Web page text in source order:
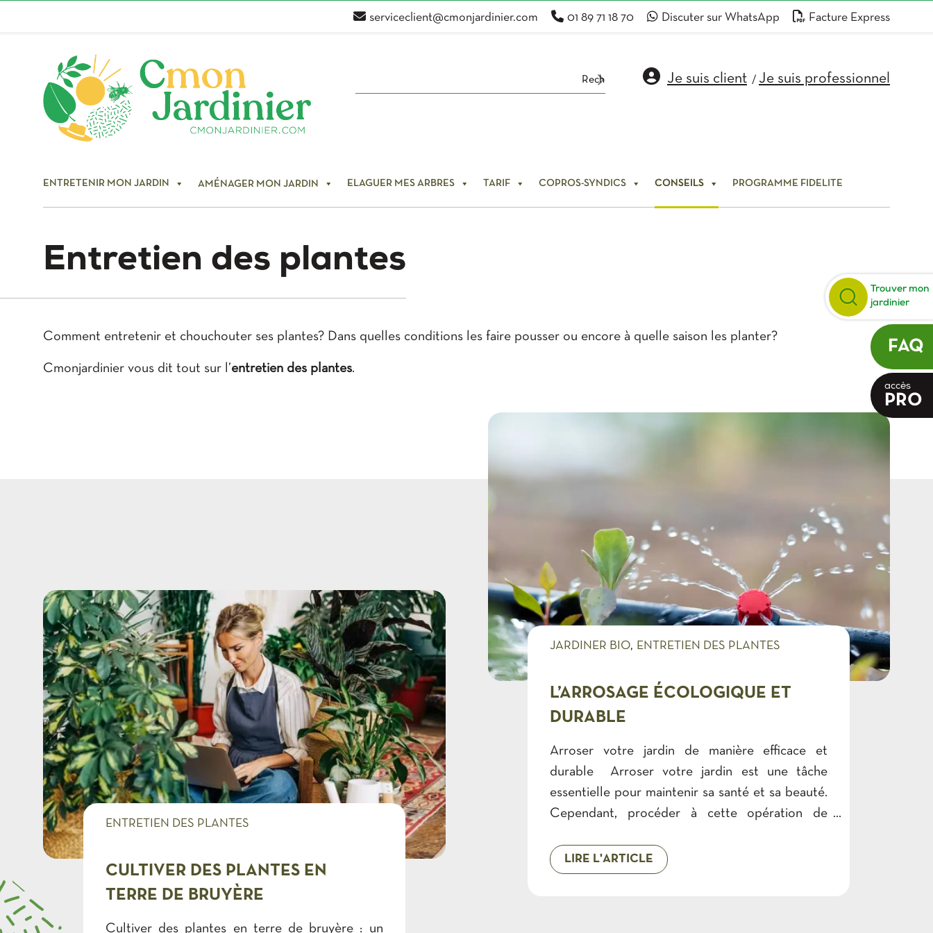
serviceclient@cmonjardinier.com 01 89 71 18 70 Discuter sur WhatsApp Facture Express
Je suis client/ Je suis professionnel
ENTRETENIR MON JARDIN AMÉNAGER MON JARDIN ELAGUER MES ARBRES TARIF COPROS-SYNDICS CONSEILS PROGRAMME FIDELITE
Trouver mon
jardinier
FAQ
accès
PRO
Entretien des plantes
Comment entretenir et chouchouter ses plantes? Dans quelles conditions les faire pousser ou encore à quelle saison les planter?
Cmonjardinier vous dit tout sur l’entretien des plantes.
CULTIVER DES PLANTES EN
TERRE DE BRUYÈRE
ENTRETIEN DES PLANTES
Cultiver des plantes en terre de bruyère : un
L’ARROSAGE ÉCOLOGIQUE ET
DURABLE
JARDINER BIO ENTRETIEN DES PLANTES
Arroser votre jardin de manière efficace et
durable Arroser votre jardin est une tâche
essentielle pour maintenir sa santé et sa beauté.
Cependant, procéder à cette opération de
important pour préserver les ressources
naturelles et réduire le gaspillage d'eau. Voici
LIRE L'ARTICLE